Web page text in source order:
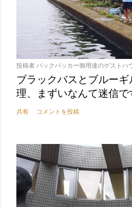
投稿者 バックパッカー御用達のゲストハ
ブラックバスとブルー
理、まずいなんて迷信で
共有 コメントを投稿